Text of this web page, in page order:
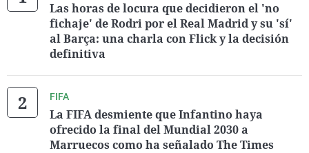
Las horas de locura que decidieron el 'no
fichaje' de Rodri por el Real Madrid y su 'sí'
al Barça: una charla con Flick y la decisión
definitiva
FIFA
La FIFA desmiente que Infantino haya
ofrecido la final del Mundial 2030 a
Marruecos como ha señalado The Times